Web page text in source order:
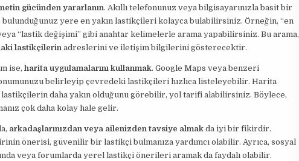
gücünden yararlanın. Akıllı telefonunuz veya bilgisayarınızla basit bir
bulunduğunuz yere en yakın lastikçileri kolayca bulabilirsiniz. Örneğin, “en
“lastik değişimi” gibi anahtar kelimelerle arama yapabilirsiniz. Bu arama,
lastikçilerinadreslerini ve iletişim bilgilerini gösterecektir.
ise, harita uygulamalarını kullanmak. Google Maps veya benzeri
belirleyip çevredeki lastikçileri hızlıca listeleyebilir. Harita
daha yakın olduğunu görebilir, yol tarifi alabilirsiniz. Böylece,
çok daha kolay hale gelir.
arkadaşlarınızdan veya ailenizden tavsiye almakda iyi bir fikirdir.
önerisi, güvenilir bir lastikçi bulmanıza yardımcı olabilir. Ayrıca, sosyal
veya forumlarda yerel lastikçi önerileri aramak da faydalı olabilir.